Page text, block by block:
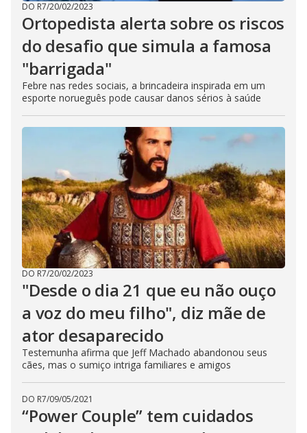
DO R7/20/02/2023
Ortopedista alerta sobre os riscos
do desafio que simula a famosa
"barrigada"
Febre nas redes sociais, a brincadeira inspirada em um
esporte norueguês pode causar danos sérios à saúde
DO R7/20/02/2023
"Desde o dia 21 que eu não ouço
a voz do meu filho", diz mãe de
ator desaparecido
Testemunha afirma que Jeff Machado abandonou seus
cães, mas o sumiço intriga familiares e amigos
DO R7/09/05/2021
“Power Couple” tem cuidados